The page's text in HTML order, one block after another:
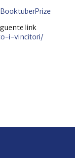
BooktuberPrize
link
i-vincitori/